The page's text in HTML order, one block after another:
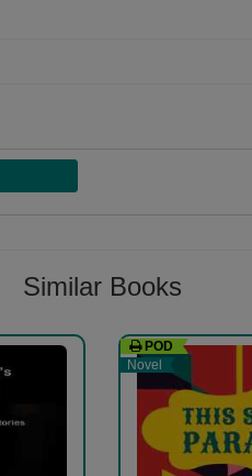
હંમેશા સાહિત્ય પ્રત્યે આદર રહ્યો
Similar Books
POD
Novel